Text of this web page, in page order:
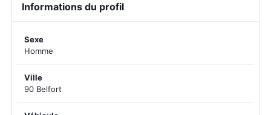
Informations du profil
Sexe
Homme
Ville
90 Belfort